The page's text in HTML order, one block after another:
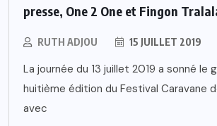
presse, One 2 One et Fingon
RUTH ADJOU 15 JUILLET 2019
La journée du 13 juillet 2019 a sonné le
huitième édition du Festival Caravane
avec